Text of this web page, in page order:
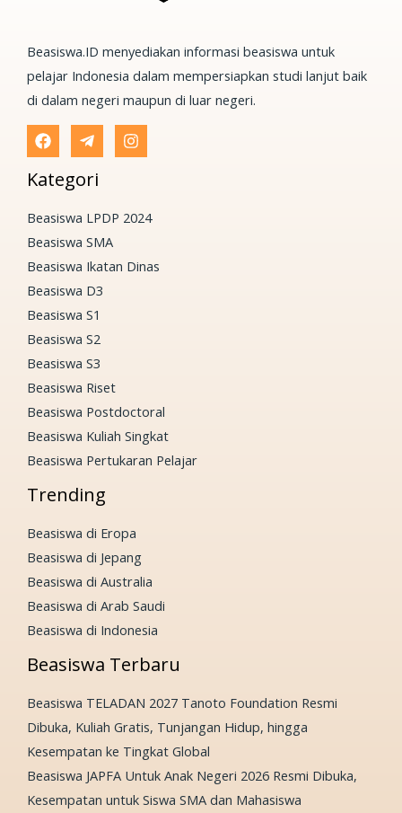
Beasiswa.ID menyediakan informasi beasiswa untuk
pelajar Indonesia dalam mempersiapkan studi lanjut baik
di dalam negeri maupun di luar negeri.
Kategori
Beasiswa LPDP 2024
Beasiswa SMA
Beasiswa Ikatan Dinas
Beasiswa D3
Beasiswa S1
Beasiswa S2
Beasiswa S3
Beasiswa Riset
Beasiswa Postdoctoral
Beasiswa Kuliah Singkat
Beasiswa Pertukaran Pelajar
Trending
Beasiswa di Eropa
Beasiswa di Jepang
Beasiswa di Australia
Beasiswa di Arab Saudi
Beasiswa di Indonesia
Beasiswa Terbaru
Beasiswa TELADAN 2027 Tanoto Foundation Resmi
Dibuka, Kuliah Gratis, Tunjangan Hidup, hingga
Kesempatan ke Tingkat Global
Beasiswa JAPFA Untuk Anak Negeri 2026 Resmi Dibuka,
Kesempatan untuk Siswa SMA dan Mahasiswa